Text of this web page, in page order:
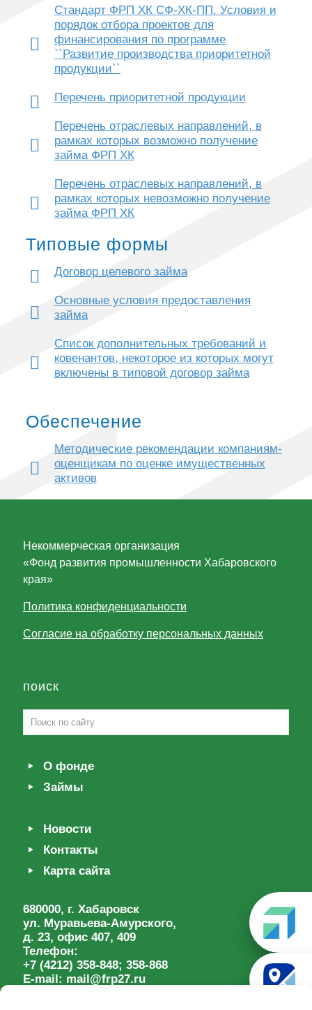
Стандарт ФРП ХК СФ-ХК-ПП. Условия и
порядок отбора проектов для
финансирования по программе
``Развитие производства приоритетной
продукции``
Перечень приоритетной продукции
Перечень отраслевых направлений, в
рамках которых возможно получение
займа ФРП ХК
Перечень отраслевых направлений, в
рамках которых невозможно получение
займа ФРП ХК
Типовые формы
Договор целевого займа
Основные условия предоставления
займа
Список дополнительных требований и
ковенантов, некоторое из которых могут
включены в типовой договор займа
Обеспечение
Методические рекомендации компаниям-
оценщикам по оценке имущественных
активов
Некоммерческая организация
«Фонд развития промышленности Хабаровского
края»
Политика конфиденциальности
Согласие на обработку персональных данных
поиск
О фонде
Займы
Новости
Контакты
Карта сайта
680000, г. Хабаровск
ул. Муравьева-Амурского,
д. 23, офис 407, 409
Телефон:
+7 (4212) 358-848; 358-868
E-mail: mail@frp27.ru